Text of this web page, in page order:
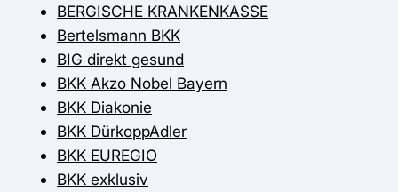
BERGISCHE KRANKENKASSE
Bertelsmann BKK
BIG direkt gesund
BKK Akzo Nobel Bayern
BKK Diakonie
BKK DürkoppAdler
BKK EUREGIO
BKK exklusiv